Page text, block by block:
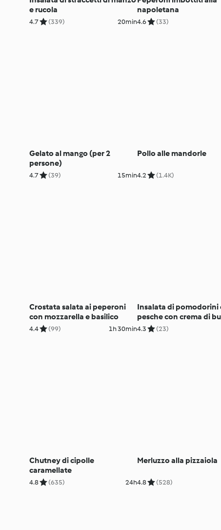
e rucola
4.7 (339) 20min
napoletana
4.6 (33)
Gelato al mango (per 2
persone)
4.7 (39) 15min
Pollo alle mandorle
4.2 (1.4K)
Crostata salata ai peperoni
con mozzarella e basilico
4.4 (99) 1h 30min
Insalata di pomodorini
pesche con crema di
acciughe
4.3 (23)
Chutney di cipolle
caramellate
4.8 (635) 24h
Merluzzo alla pizzaiola
4.8 (528)